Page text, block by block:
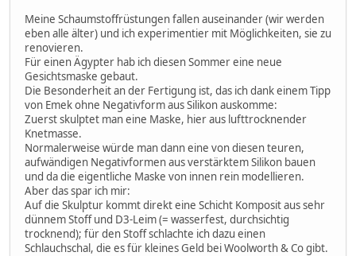
Meine Schaumstoffrüstungen fallen auseinander (wir werden
eben alle älter) und ich experimentier mit Möglichkeiten, sie zu
renovieren.
Für einen Ägypter hab ich diesen Sommer eine neue
Gesichtsmaske gebaut.
Die Besonderheit an der Fertigung ist, das ich dank einem Tipp
von Emek ohne Negativform aus Silikon auskomme:
Zuerst skulptet man eine Maske, hier aus lufttrocknender
Knetmasse.
Normalerweise würde man dann eine von diesen teuren,
aufwändigen Negativformen aus verstärktem Silikon bauen
und da die eigentliche Maske von innen rein modellieren.
Aber das spar ich mir:
Auf die Skulptur kommt direkt eine Schicht Komposit aus sehr
dünnem Stoff und D3-Leim (= wasserfest, durchsichtig
trocknend); für den Stoff schlachte ich dazu einen
Schlauchschal, die es für kleines Geld bei Woolworth & Co gibt.